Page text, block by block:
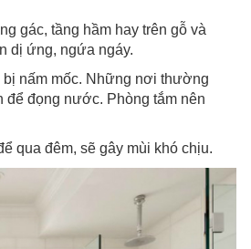
gác, tầng hầm hay trên gỗ và
dị ứng, ngứa ngáy.
nấm mốc. Những nơi thường
đọng nước. Phòng tắm nên
qua đêm, sẽ gây mùi khó chịu.